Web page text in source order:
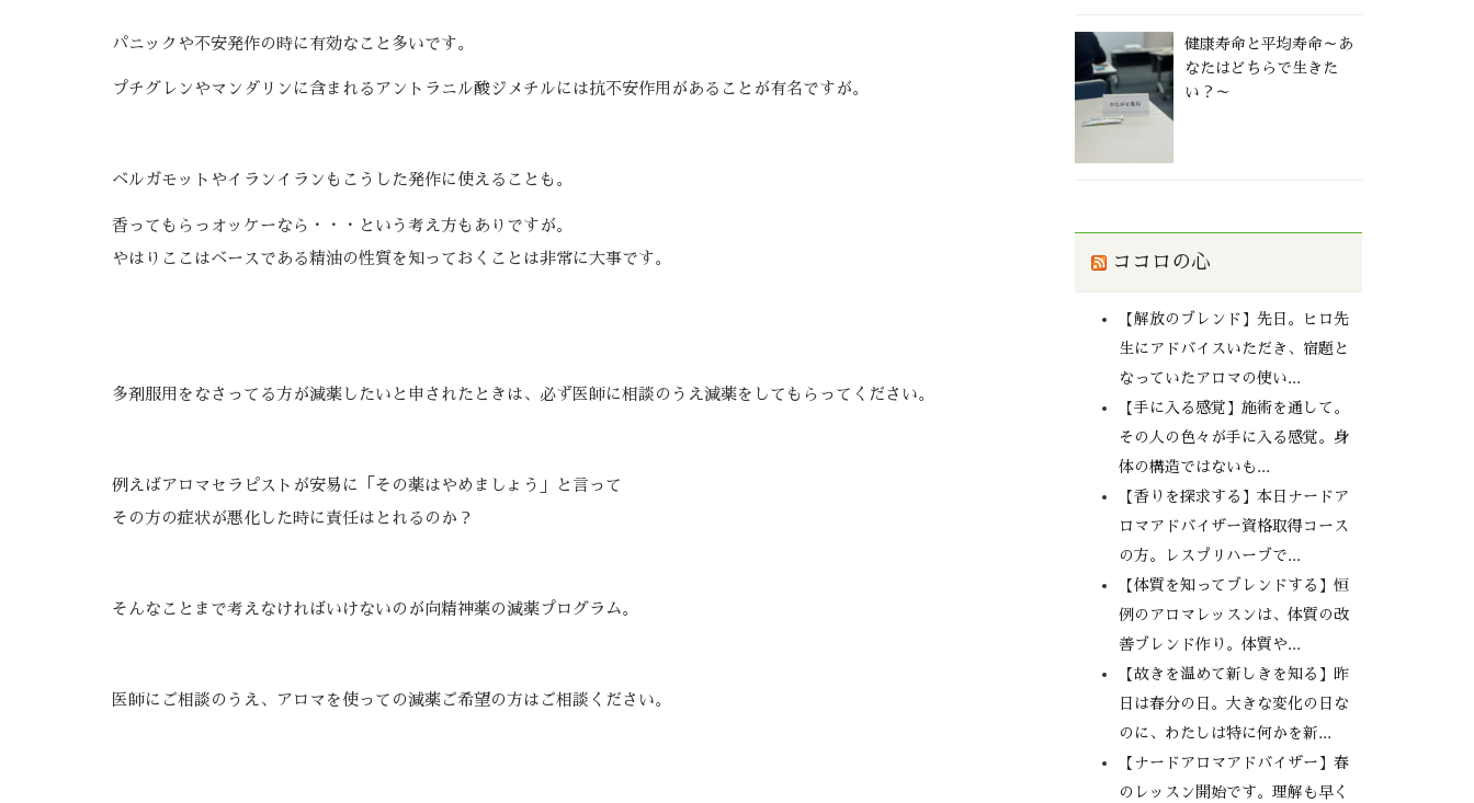
パニックや不安発作の時に有効なこと多いです。
プチグレンやマンダリンに含まれるアントラニル酸ジメチルには抗不安作用があることが有名ですが。
ベルガモットやイランイランもこうした発作に使えることも。
香ってもらっオッケーなら・・・という考え方もありですが。
やはりここはベースである精油の性質を知っておくことは非常に大事です。
多剤服用をなさってる方が減薬したいと申されたときは、必ず医師に相談のうえ減薬をしてもらってください。
例えばアロマセラピストが安易に「その薬はやめましょう」と言って
その方の症状が悪化した時に責任はとれるのか？
そんなことまで考えなければいけないのが向精神薬の減薬プログラム。
医師にご相談のうえ、アロマを使っての減薬ご希望の方はご相談ください。
健康寿命と平均寿命～あ
なたはどちらで生きた
い？～
ココロの心
【解放のブレンド】先日。ヒロ先
生にアドバイスいただき、宿題と
なっていたアロマの使い...
【手に入る感覚】施術を通して。
その人の色々が手に入る感覚。身
体の構造ではないも...
【香りを探求する】本日ナードア
ロマアドバイザー資格取得コース
の方。レスプリハーブで...
【体質を知ってブレンドする】恒
例のアロマレッスンは、体質の改
善ブレンド作り。体質や...
【故きを温めて新しきを知る】昨
日は春分の日。大きな変化の日な
のに、わたしは特に何かを新...
【ナードアロマアドバイザー】春
のレッスン開始です。理解も早く